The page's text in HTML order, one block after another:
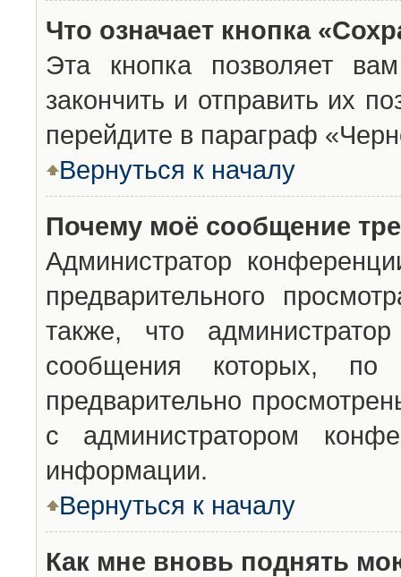
Что означает кнопка
Эта кнопка позволяет
закончить и отправить их
перейдите в параграф
Вернуться к началу
Почему моё сообщение
Администратор
предварительного
также, что
сообщения которых,
предварительно
с администратором
информации.
Вернуться к началу
Как мне вновь поднять